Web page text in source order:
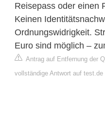
Reisepass oder einen
Keinen
Ordnungswidrigkeit.
Euro sind möglich –
Antrag auf Entfernung der
vollständige Antwort auf test.de